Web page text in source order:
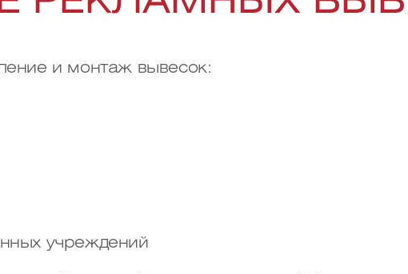
и монтаж вывесок:
учреждений